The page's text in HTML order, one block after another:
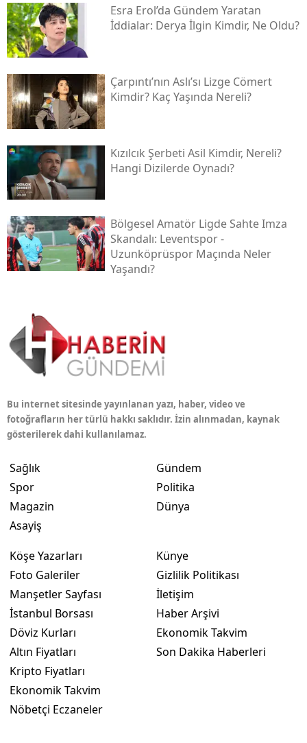
Esra Erol’da Gündem Yaratan
İddialar: Derya İlgin Kimdir, Ne Oldu?
Çarpıntı’nın Aslı’sı Lizge Cömert
Kimdir? Kaç Yaşında Nereli?
Kızılcık Şerbeti Asil Kimdir, Nereli?
Hangi Dizilerde Oynadı?
Bölgesel Amatör Ligde Sahte Imza
Skandalı: Leventspor -
Uzunköprüspor Maçında Neler
Yaşandı?
Bu internet sitesinde yayınlanan yazı, haber, video ve
fotoğrafların her türlü hakkı saklıdır. İzin alınmadan, kaynak
gösterilerek dahi kullanılamaz.
Sağlık
Spor
Magazin
Asayiş
Gündem
Politika
Dünya
Köşe Yazarları
Foto Galeriler
Manşetler Sayfası
İstanbul Borsası
Döviz Kurları
Altın Fiyatları
Kripto Fiyatları
Ekonomik Takvim
Nöbetçi Eczaneler
Künye
Gizlilik Politikası
İletişim
Haber Arşivi
Ekonomik Takvim
Son Dakika Haberleri